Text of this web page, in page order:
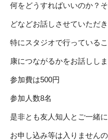
何をどうすればいいのか？
どなどお話しさせていただき
特にスタジオで行っている
康につながるかをお話ししま
参加費は500円
参加人数8名
是非とも友人知人とご一緒
お申し込み等は入りません